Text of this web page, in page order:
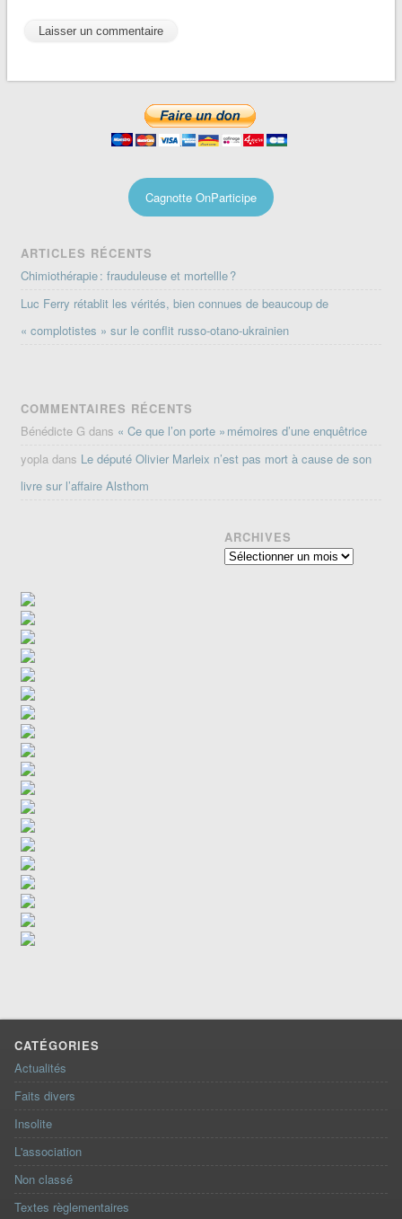
Cagnotte OnParticipe
ARTICLES RÉCENTS
Chimiothérapie : frauduleuse et mortellle ?
Luc Ferry rétablit les vérités, bien connues de beaucoup de
« complotistes » sur le conflit russo-otano-ukrainien
COMMENTAIRES RÉCENTS
Bénédicte G dans « Ce que l’on porte » mémoires d’une enquêtrice
yopla dans Le député Olivier Marleix n’est pas mort à cause de son
livre sur l’affaire Alsthom
ARCHIVES
Archives
CATÉGORIES
Actualités
Faits divers
Insolite
L'association
Non classé
Textes règlementaires